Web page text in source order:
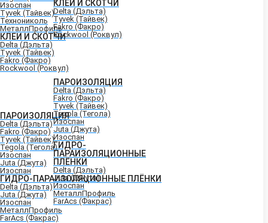
КЛЕИ И СКОТЧИ
Delta (Дэльта)
Tyvek (Тайвек)
Fakro (Факро)
Rockwool (Роквул)
ПАРОИЗОЛЯЦИЯ
Delta (Дэльта)
Fakro (Факро)
Tyvek (Тайвек)
Tegola (Тегола)
Изоспан
Juta (Джута)
Изоспан
ГИДРО-
ПАРАИЗОЛЯЦИОННЫЕ
ПЛЁНКИ
Delta (Дэльта)
Juta (Джута)
Изоспан
МеталлПрофиль
FarAcs (Факрас)
Изоспан
Tyvek (Тайвек)
Технониколь
МеталлПрофиль
КЛЕИ И СКОТЧИ
Delta (Дэльта)
Tyvek (Тайвек)
Fakro (Факро)
Rockwool (Роквул)
ПАРОИЗОЛЯЦИЯ
Delta (Дэльта)
Fakro (Факро)
Tyvek (Тайвек)
Tegola (Тегола)
Изоспан
Juta (Джута)
Изоспан
ГИДРО-ПАРАИЗОЛЯЦИОННЫЕ ПЛЁНКИ
Delta (Дэльта)
Juta (Джута)
Изоспан
МеталлПрофиль
FarAcs (Факрас)